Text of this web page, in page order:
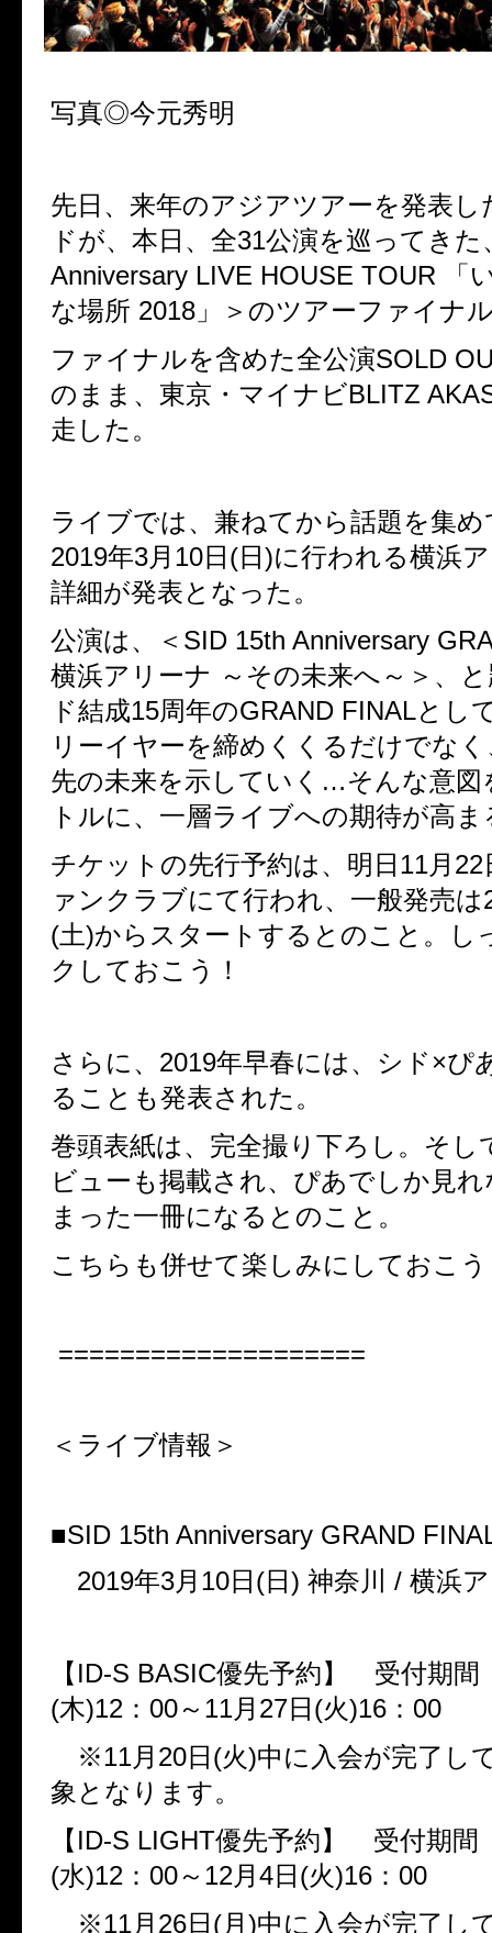
写真◎今元秀明
先日、来年のアジアツアーを発表
ドが、本日、全31公演を巡ってきた
Anniversary LIVE HOUSE TOUR
「
な場所 2018 」＞のツアーファイナ
ファイナルを含めた全公演SOLD
のまま、東京・マイナビBLITZ
走した。
ライブでは、兼ねてから話題を集
2019年3月 10日 (日 )に行われる横浜
詳細が発表となった。
公演は、＜ SID 15th Anniversary
横浜アリーナ ～その未来へ～＞、
ド結成15周年のGRAND FINALとし
リーイヤーを締めくくるだけでなく
先の未来を示していく…そんな意図
トルに、一層ライブへの期待が高ま
チケットの先行予約は、明日 11月 22
ァンクラブにて行われ、 一般発売は
(土)からスタートするとのこと。し
クしておこう！
さらに、 2019年早春には、シド×ぴ
ることも発表された。
巻頭表紙は、完全撮り下ろし。そし
ビューも掲載され、 ぴあでしか見
まった一冊になるとのこと。
こちらも併せて楽しみにしておこ
====================
＜ライブ情報＞
■SID 15th Anniversary GRAND
2019年3月 10日 (日 ) 神奈川 / 横浜
【 ID-S BASIC優先予約】 受付期
(木)12 ： 00～ 11月 27日 (火)16 ： 00
※11月 20日 (火)中に入会が完了し
象となります。
【 ID-S LIGHT優先予約】 受付期
(水)12 ： 00～ 12月 4日 (火)16 ： 00
※11月 26日 (月 )中に入会が完了し